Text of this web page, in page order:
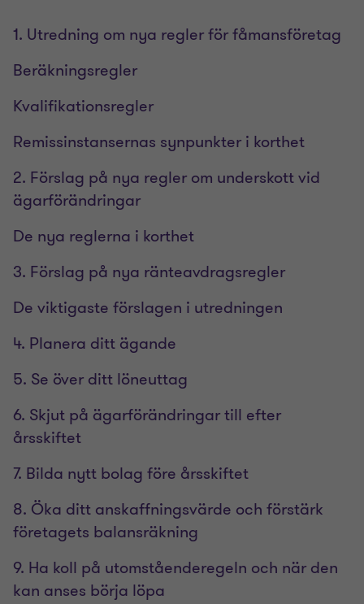
1. Utredning om nya regler för fåmansföretag
Beräkningsregler
Kvalifikationsregler
Remissinstansernas synpunkter i korthet
2. Förslag på nya regler om underskott vid
ägarförändringar
De nya reglerna i korthet
3. Förslag på nya ränteavdragsregler
De viktigaste förslagen i utredningen
4. Planera ditt ägande
5. Se över ditt löneuttag
6. Skjut på ägarförändringar till efter
årsskiftet
7. Bilda nytt bolag före årsskiftet
8. Öka ditt anskaffningsvärde och förstärk
företagets balansräkning
9. Ha koll på utomståenderegeln och när den
kan anses börja löpa